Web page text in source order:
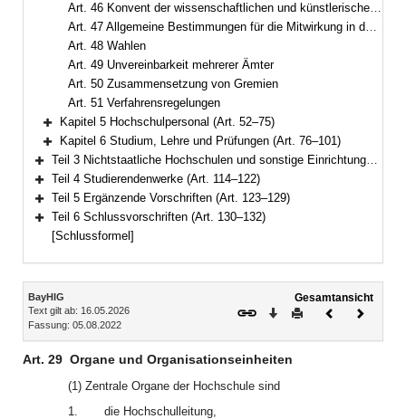
Art. 46 Konvent der wissenschaftlichen und künstlerischen Mitarbeiterinnen, Mitarbeiter und Promovierenden
Art. 47 Allgemeine Bestimmungen für die Mitwirkung in der Selbstverwaltung
Art. 48 Wahlen
Art. 49 Unvereinbarkeit mehrerer Ämter
Art. 50 Zusammensetzung von Gremien
Art. 51 Verfahrensregelungen
Bereich erweitern
Kapitel 5 Hochschulpersonal (Art. 52–75)
Bereich erweitern
Kapitel 6 Studium, Lehre und Prüfungen (Art. 76–101)
Bereich erweitern
Teil 3 Nichtstaatliche Hochschulen und sonstige Einrichtungen (Art. 102–113)
Bereich erweitern
Teil 4 Studierendenwerke (Art. 114–122)
Bereich erweitern
Teil 5 Ergänzende Vorschriften (Art. 123–129)
Bereich erweitern
Teil 6 Schlussvorschriften (Art. 130–132)
[Schlussformel]
Inhalt
BayHIG
Text gilt ab: 16.05.2026
Fassung: 05.08.2022
Gesamtansicht
Download
DruckenVorheriges
Art. 29 Organe und Organisationseinheiten
(1) Zentrale Organe der Hochschule sind
1.
die Hochschulleitung,